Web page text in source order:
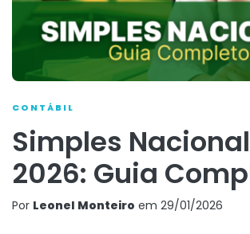
CONTÁBIL
Simples Nacional
2026: Guia
Por Leonel Monteiro em 29/01/2026